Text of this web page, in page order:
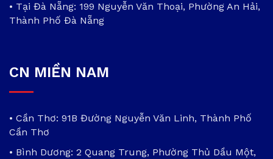
• Tại Đà Nẵng: 199 Nguyễn Văn Thoại, Phường An Hải,
Thành Phố Đà Nẵng
CN MIỀN NAM
• Cần Thơ: 91B Đường Nguyễn Văn Linh, Thành Phố
Cần Thơ
• Bình Dương: 2 Quang Trung, Phường Thủ Dầu Một,